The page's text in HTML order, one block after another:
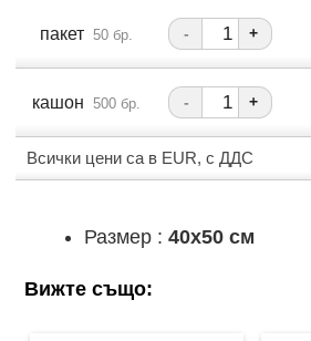
пакет 50 бр. - +
кашон 500 бр. - +
Всички цени са в EUR, с ДДС
Размер : 40x50 см
Вижте също: